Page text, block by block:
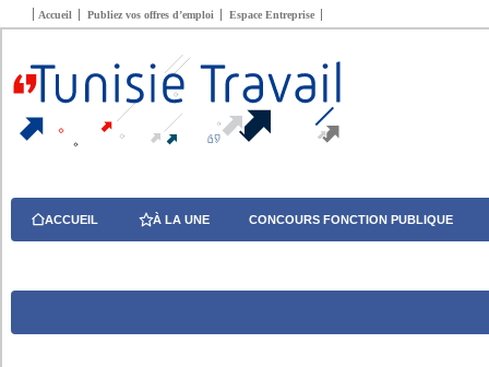
Accueil Publiez vos offres d’emploi Espace Entreprise
ACCUEIL À LA UNE CONCOURS FONCTION PUBLIQUE